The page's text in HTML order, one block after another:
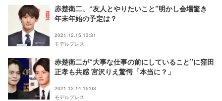
赤楚衛二、“友人とやりたいこと”明かし会場驚き
年末年始の予定は？
2021.12.15 13:31
モデルプレス
赤楚衛二が“大事な仕事の前にしていること”に窪田
正孝も共感 宮沢りえ驚愕「本当に？」
2021.12.14 15:03
モデルプレス